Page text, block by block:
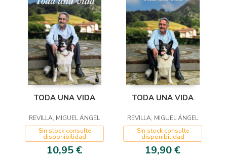
TODA UNA VIDA
REVILLA, MIGUEL ÁNGEL
Sin stock consulte
disponibilidad
10,95 €
TODA UNA VIDA
REVILLA, MIGUEL ÁNGEL
Sin stock consulte
disponibilidad
19,90 €